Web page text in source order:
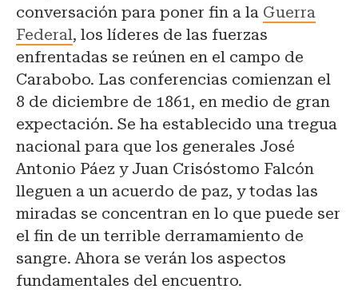
conversación para poner fin a la Guerra
Federal, los líderes de las fuerzas
enfrentadas se reúnen en el campo de
Carabobo. Las conferencias comienzan el
8 de diciembre de 1861, en medio de gran
expectación. Se ha establecido una tregua
nacional para que los generales José
Antonio Páez y Juan Crisóstomo Falcón
lleguen a un acuerdo de paz, y todas las
miradas se concentran en lo que puede ser
el fin de un terrible derramamiento de
sangre. Ahora se verán los aspectos
fundamentales del encuentro.